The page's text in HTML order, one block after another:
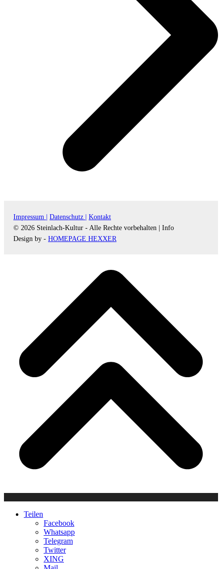
Impressum | Datenschutz |
Kontakt
© 2026 Steinlach-Kultur - Alle Rechte vorbehalten |
Info
Design by - HOMEPAGE HEXXER
Teilen
Facebook
Whatsapp
Telegram
Twitter
XING